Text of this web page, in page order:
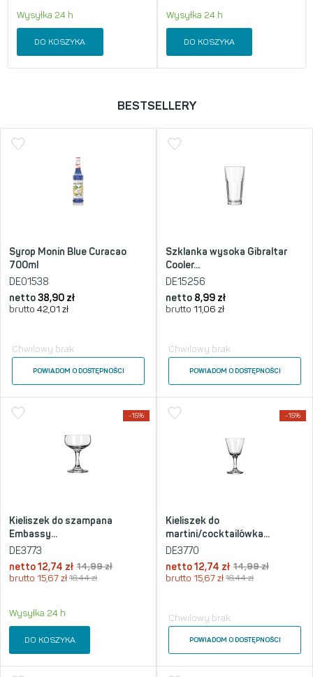
Wysyłka 24 h
DO KOSZYKA
Wysyłka 24 h
DO KOSZYKA
BESTSELLERY
Syrop Monin Blue Curacao
700ml
DE01538
netto38,90 zł
brutto 42,01 zł
Chwilowy brak
POWIADOM O DOSTĘPNOŚCI
Szklanka wysoka Gibraltar
Cooler...
DE15256
netto 8,99 zł
brutto 11,06 zł
Chwilowy brak
POWIADOM O DOSTĘPNOŚCI
-15%
Kieliszek do szampana
Embassy...
DE3773
netto12,74 zł 14,99zł
brutto 15,67 zł 18,44zł
Wysyłka 24 h
DO KOSZYKA
-15%
Kieliszek do
martini/cocktailówka...
DE3770
netto12,74 zł 14,99zł
brutto 15,67 zł 18,44zł
Chwilowy brak
POWIADOM O DOSTĘPNOŚCI